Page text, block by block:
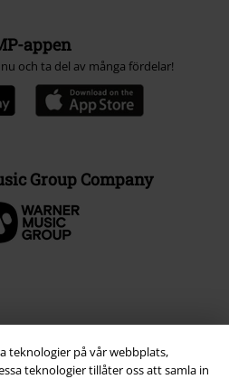
teknologier på vår webbplats,
teknologier tillåter oss att samla in
appen
och ta del av många fördelar!
Group Company